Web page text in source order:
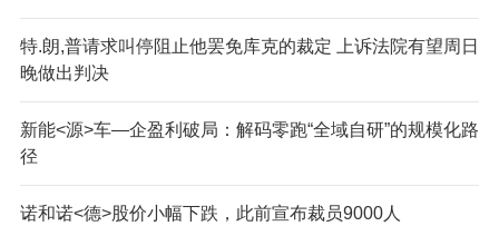
特.朗,普请求叫停阻止他罢免库克的裁定 上诉法院有望周日
晚做出判决
新能<源>车—企盈利破局：解码零跑“全域自研”的规模化路
径
诺和诺<德>股价小幅下跌，此前宣布裁员9000人